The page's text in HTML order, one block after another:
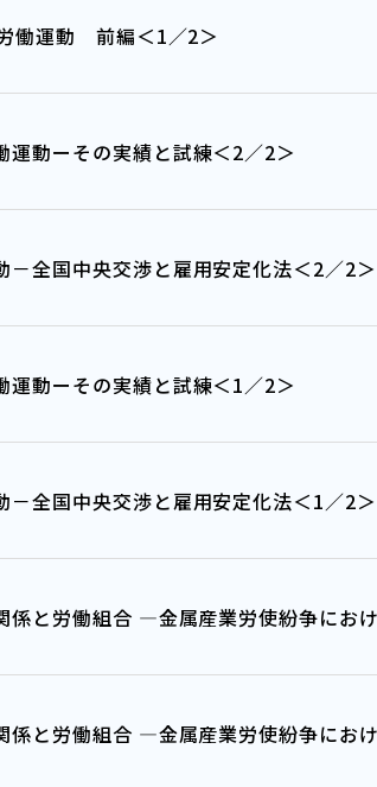
働運動 前編＜1／2＞
運動ーその実績と試練＜2／2＞
－全国中央交渉と雇用安定化法＜2／2＞
運動ーその実績と試練＜1／2＞
－全国中央交渉と雇用安定化法＜1／2＞
係と労働組合 ―金属産業労使紛争にお
係と労働組合 ―金属産業労使紛争にお